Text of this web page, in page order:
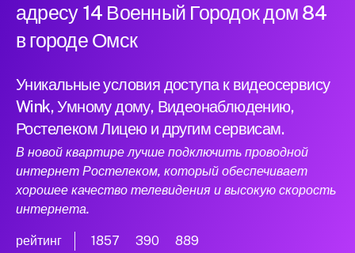
адресу 14 Военный Городок дом 84
в городе Омск
Уникальные условия доступа к видеосервису
Wink, Умному дому, Видеонаблюдению,
Ростелеком Лицею и другим сервисам.
В новой квартире лучше подключить проводной
интернет Ростелеком, который обеспечивает
хорошее качество телевидения и высокую скорость
интернета.
рейтинг 1857 390 889